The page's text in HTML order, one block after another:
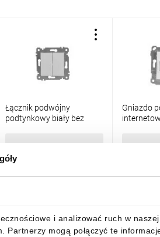
i analizować ruch w
mogą połączyć te
Łącznik podwójny
podtynkowy biały bez
10,21 złbrutto
Gniazdo
36,01 zł